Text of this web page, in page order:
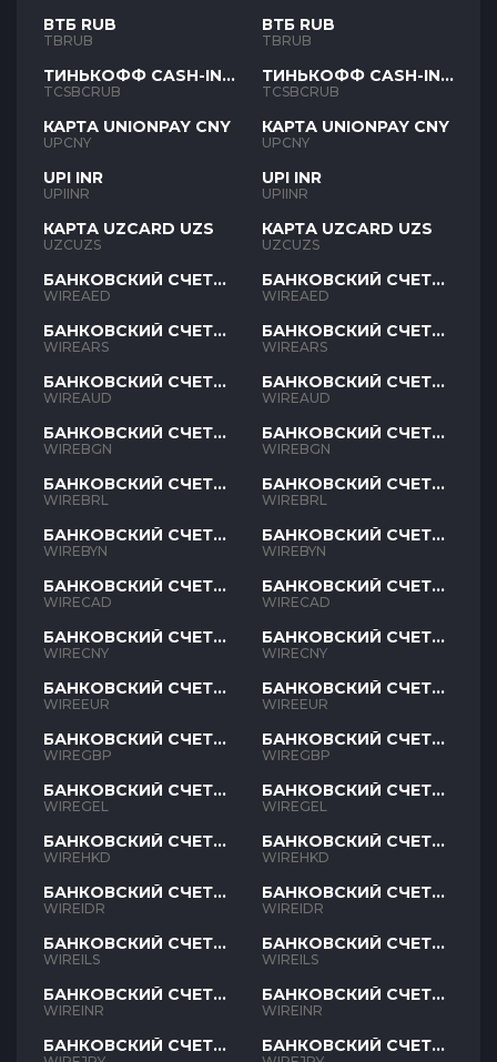
ВТБ RUB
TBRUB
ТИНЬКОФФ CASH-IN
RUB
TCSBCRUB
КАРТА UNIONPAY CNY
UPCNY
UPI INR
UPIINR
КАРТА UZCARD UZS
UZCUZS
БАНКОВСКИЙ СЧЕТ
AED
WIREAED
БАНКОВСКИЙ СЧЕТ
ARS
WIREARS
БАНКОВСКИЙ СЧЕТ
AUD
WIREAUD
БАНКОВСКИЙ СЧЕТ
BGN
WIREBGN
БАНКОВСКИЙ СЧЕТ
BRL
WIREBRL
БАНКОВСКИЙ СЧЕТ
BYN
WIREBYN
БАНКОВСКИЙ СЧЕТ
CAD
WIRECAD
БАНКОВСКИЙ СЧЕТ
CNY
WIRECNY
БАНКОВСКИЙ СЧЕТ
EUR
WIREEUR
БАНКОВСКИЙ СЧЕТ
GBP
WIREGBP
БАНКОВСКИЙ СЧЕТ
GEL
WIREGEL
БАНКОВСКИЙ СЧЕТ
HKD
WIREHKD
БАНКОВСКИЙ СЧЕТ
IDR
WIREIDR
БАНКОВСКИЙ СЧЕТ
ILS
WIREILS
БАНКОВСКИЙ СЧЕТ
INR
WIREINR
БАНКОВСКИЙ СЧЕТ
ВТБ RUB
TBRUB
ТИНЬКОФФ CASH-IN
RUB
TCSBCRUB
КАРТА UNIONPAY CNY
UPCNY
UPI INR
UPIINR
КАРТА UZCARD UZS
UZCUZS
БАНКОВСКИЙ СЧЕТ
AED
WIREAED
БАНКОВСКИЙ СЧЕТ
ARS
WIREARS
БАНКОВСКИЙ СЧЕТ
AUD
WIREAUD
БАНКОВСКИЙ СЧЕТ
BGN
WIREBGN
БАНКОВСКИЙ СЧЕТ
BRL
WIREBRL
БАНКОВСКИЙ СЧЕТ
BYN
WIREBYN
БАНКОВСКИЙ СЧЕТ
CAD
WIRECAD
БАНКОВСКИЙ СЧЕТ
CNY
WIRECNY
БАНКОВСКИЙ СЧЕТ
EUR
WIREEUR
БАНКОВСКИЙ СЧЕТ
GBP
WIREGBP
БАНКОВСКИЙ СЧЕТ
GEL
WIREGEL
БАНКОВСКИЙ СЧЕТ
HKD
WIREHKD
БАНКОВСКИЙ СЧЕТ
IDR
WIREIDR
БАНКОВСКИЙ СЧЕТ
ILS
WIREILS
БАНКОВСКИЙ СЧЕТ
INR
WIREINR
БАНКОВСКИЙ СЧЕТ